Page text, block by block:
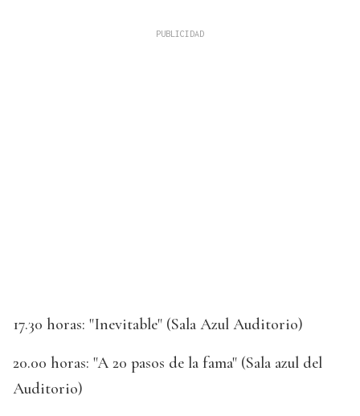
17.30 horas: "Inevitable" (Sala Azul Auditorio)
20.00 horas: "A 20 pasos de la fama" (Sala azul del
Auditorio)